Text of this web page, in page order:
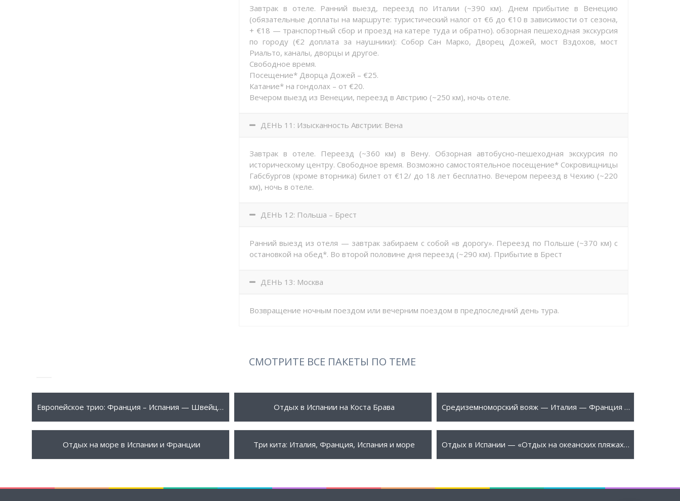
Завтрак в отеле. Ранний выезд, переезд по Италии (~390 км). Днем прибытие в Венецию
(обязательные доплаты на маршруте: туристический налог от €6 до €10 в зависимости от сезона,
+ €18 — транспортный сбор и проезд на катере туда и обратно). обзорная пешеходная экскурсия
по городу (€2 доплата за наушники): Собор Сан Марко, Дворец Дожей, мост Вздохов, мост
Риальто, каналы, дворцы и другое.
Свободное время.
Посещение* Дворца Дожей – €25.
Катание* на гондолах – от €20.
Вечером выезд из Венеции, переезд в Австрию (~250 км), ночь отеле.
ДЕНЬ 11: Изысканность Австрии: Вена
Завтрак в отеле. Переезд (~360 км) в Вену. Обзорная автобусно-пешеходная экскурсия по
историческому центру. Свободное время. Возможно самостоятельное посещение* Сокровищницы
Габсбургов (кроме вторника) билет от €12/ до 18 лет бесплатно. Вечером переезд в Чехию (~220
км), ночь в отеле.
ДЕНЬ 12: Польша – Брест
Ранний выезд из отеля — завтрак забираем с собой «в дорогу». Переезд по Польше (~370 км) с
остановкой на обед*. Во второй половине дня переезд (~290 км). Прибытие в Брест
ДЕНЬ 13: Москва
Возвращение ночным поездом или вечерним поездом в предпоследний день тура.
СМОТРИТЕ ВСЕ ПАКЕТЫ ПО ТЕМЕ
515 € ПОДРОБНЕЕ Европейское трио: Франция – Испания — Швейцария ПОДРОБНЕЕ
Отдых в Испании на Коста Брава 740 € ПОДРОБНЕЕ Средиземноморский вояж — Италия — Франция — Испания с отдыхом
745 € ПОДРОБНЕЕ
Отдых на море в Испании и Франции 765 € ПОДРОБНЕЕ
Три кита: Италия, Франция, Испания и море 915 € ПОДРОБНЕЕ Отдых в Испании — «Отдых на океанских пляжах Галисии»